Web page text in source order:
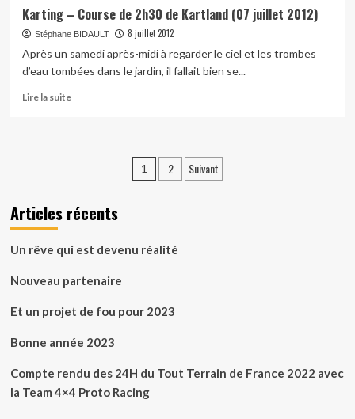
Course
de
2h30
de
Kartland
juillet
Karting – Course de 2h30 de Kartland (07 juillet 2012)
Stéphane BIDAULT 8 juillet 2012
Après un samedi après-midi à regarder le ciel et les trombes
d’eau tombées dans le jardin, il fallait bien se...
Lire la suiteEn
2h30
Kartland
juillet
Pagination
1 2 Suivant
Articles récents
Un rêve qui est devenu réalité
Nouveau partenaire
Et un projet de fou pour 2023
Bonne année 2023
Compte rendu des 24H du Tout Terrain de France 2022 avec
la Team 4×4 Proto Racing